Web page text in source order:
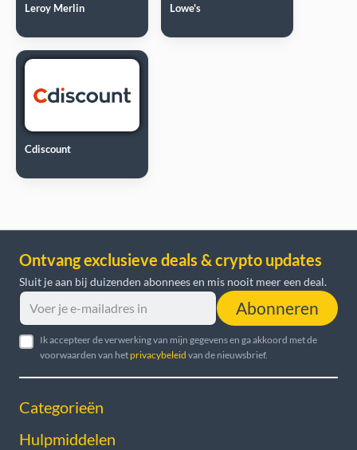
Leroy Merlin Lowe's
Cdiscount
Ontvang exclusieve deals & crypto updates
Sluit je aan bij duizenden abonnees en mis nooit meer een deal.
Abonneren
Ik accepteer de verwerking van mijn gegevens en ga akkoord met de
voorwaarden van hetprivacybeleid van de nieuwsbrief.
Categorieën
Hulpmiddelen